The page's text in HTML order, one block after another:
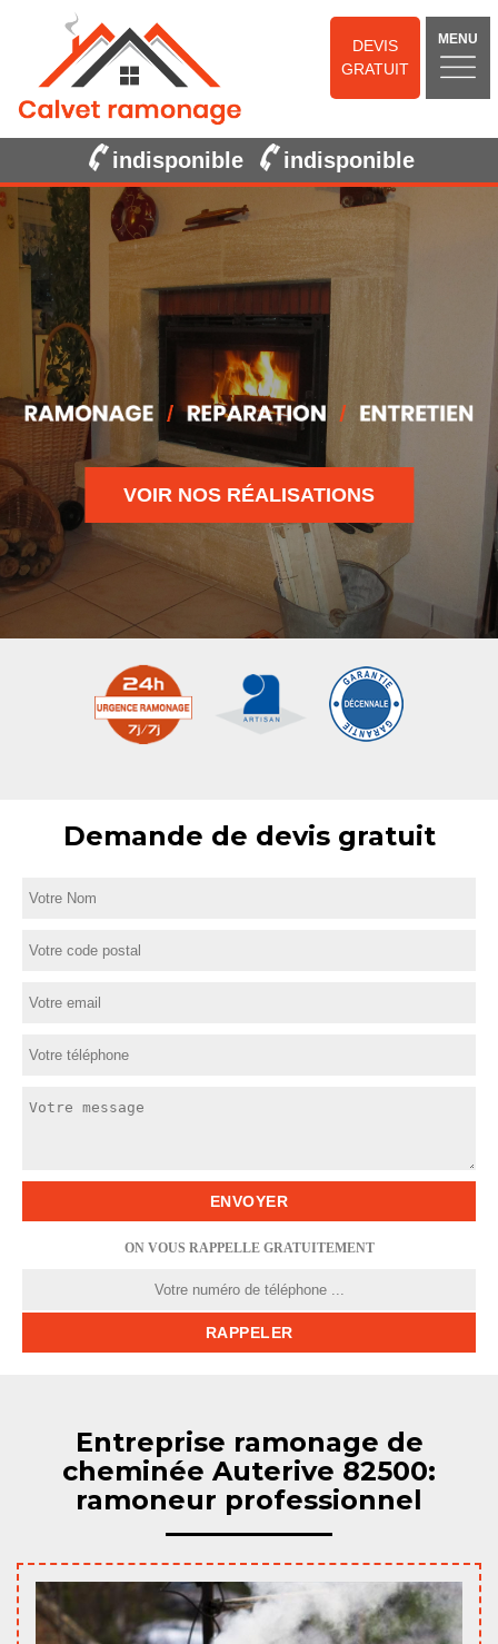
DEVIS
GRATUIT
MENU
indisponible indisponible
VOIR NOS RÉALISATIONS
Demande de devis gratuit
ON VOUS RAPPELLE GRATUITEMENT
Entreprise ramonage de
cheminée Auterive 82500:
ramoneur professionnel